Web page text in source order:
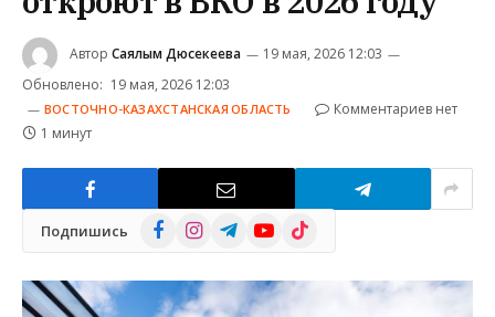
Автор Саялым Дюсекеева
19 мая, 2026 12:03
Обновлено: 19 мая, 2026 12:03
ВОСТОЧНО-КАЗАХСТАНСКАЯ ОБЛАСТЬ
Комментариев нет
1 минут
Подпишись FacebookInstagramTelegramYouTube
TikTok